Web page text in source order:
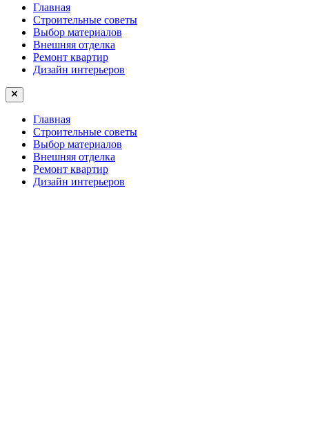
Главная
Строительные советы
Выбор материалов
Внешняя отделка
Ремонт квартир
Дизайн интерьеров
Главная
Строительные советы
Выбор материалов
Внешняя отделка
Ремонт квартир
Дизайн интерьеров